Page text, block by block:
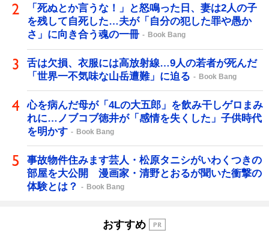
「死ぬとか言うな！」と怒鳴った日、妻は2人の子
を残して自死した…夫が「自分の犯した罪や愚か
さ」に向き合う魂の一冊
Book Bang
舌は欠損、衣服には高放射線…9人の若者が死んだ
「世界一不気味な山岳遭難」に迫る
Book Bang
心を病んだ母が「4Lの大五郎」を飲み干しゲロまみ
れに…ノブコブ徳井が「感情を失くした」子供時代
を明かす
Book Bang
事故物件住みます芸人・松原タニシがいわくつきの
部屋を大公開 漫画家・清野とおるが聞いた衝撃の
体験とは？
Book Bang
おすすめ